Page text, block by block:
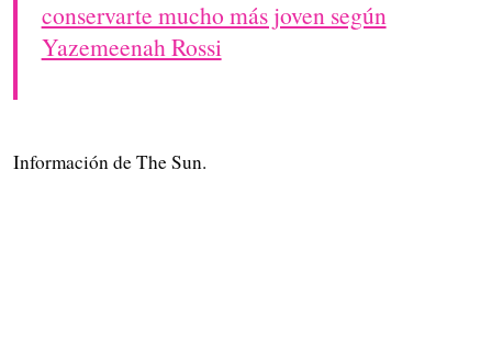
conservarte mucho más joven según
Yazemeenah Rossi
Información de The Sun.